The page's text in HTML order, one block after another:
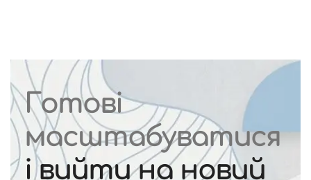
Готові
масштабуватися
і вийти на новий